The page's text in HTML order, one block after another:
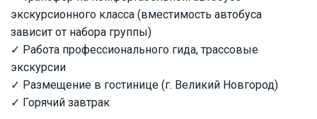
экскурсионного класса (вместимость автобуса
зависит от набора группы)
✓ Работа профессионального гида, трассовые
экскурсии
✓ Размещение в гостинице (г. Великий Новгород)
✓ Горячий завтрак